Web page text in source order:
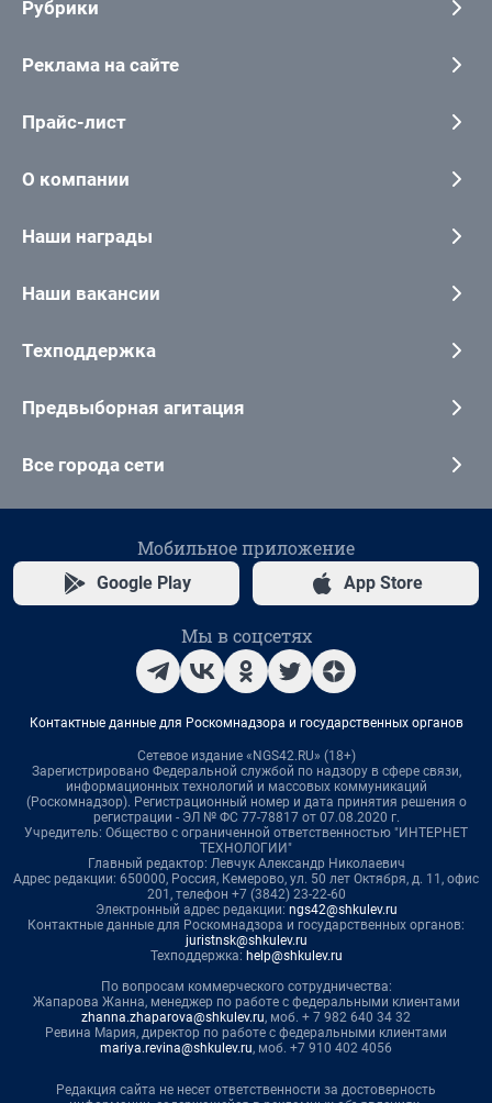
Рубрики
Реклама на сайте
Прайс-лист
О компании
Наши награды
Наши вакансии
Техподдержка
Предвыборная агитация
Все города сети
Мобильное приложение
Google Play App Store
Мы в соцсетях
Контактные данные для Роскомнадзора и государственных органов
Сетевое издание «NGS42.RU» (18+)
Зарегистрировано Федеральной службой по надзору в сфере связи,
информационных технологий и массовых коммуникаций
(Роскомнадзор). Регистрационный номер и дата принятия решения о
регистрации - ЭЛ № ФС 77-78817 от 07.08.2020 г.
Учредитель: Общество с ограниченной ответственностью "ИНТЕРНЕТ
ТЕХНОЛОГИИ"
Главный редактор: Левчук Александр Николаевич
Адрес редакции: 650000, Россия, Кемерово, ул. 50 лет Октября, д. 11, офис
201, телефон +7 (3842) 23-22-60
Электронный адрес редакции: ngs42@shkulev.ru
Контактные данные для Роскомнадзора и государственных органов:
juristnsk@shkulev.ru
Техподдержка: help@shkulev.ru
По вопросам коммерческого сотрудничества:
Жапарова Жанна, менеджер по работе с федеральными клиентами
zhanna.zhaparova@shkulev.ru, моб. + 7 982 640 34 32
Ревина Мария, директор по работе с федеральными клиентами
mariya.revina@shkulev.ru, моб. +7 910 402 4056
Редакция сайта не несет ответственности за достоверность